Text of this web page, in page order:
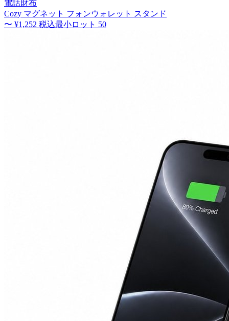
電話財布
Cozy マグネット フォンウォレット スタンド
〜 ¥1,252 税込最小ロット 50